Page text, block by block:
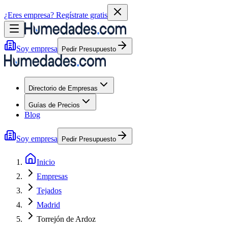
¿Eres empresa? Regístrate gratis
Soy empresa Pedir Presupuesto
Directorio de Empresas
Guías de Precios
Blog
Soy empresa Pedir Presupuesto
Inicio
Empresas
Tejados
Madrid
Torrejón de Ardoz